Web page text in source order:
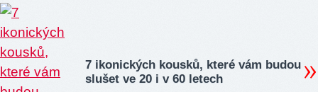
7 ikonických kousků, které vám budou
slušet ve 20 i v 60 letech